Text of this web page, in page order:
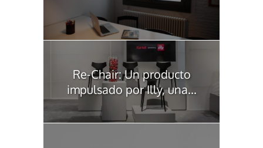
Re-Chair: Un producto
impulsado por Illy, una...